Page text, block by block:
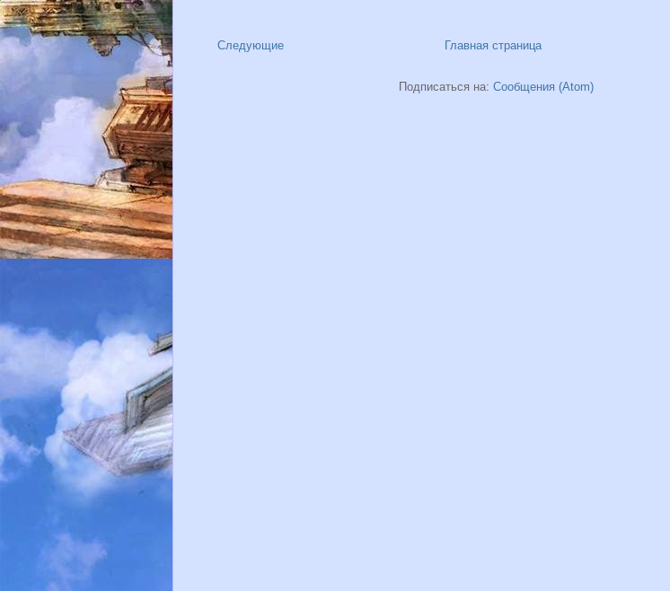
Следующие Главная страница
Подписаться на: Сообщения (Atom)